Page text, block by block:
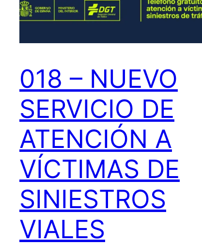
018 – NUEVO
SERVICIO DE
ATENCIÓN A
VÍCTIMAS DE
SINIESTROS
VIALES